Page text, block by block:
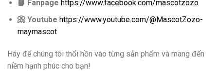
📘 Fanpage https://www.facebook.com/mascotzozo
📀 Youtube https://www.youtube.com/@MascotZozo-
maymascot
Hãy để chúng tôi thổi hồn vào từng sản phẩm và mang đến
niềm hạnh phúc cho bạn!